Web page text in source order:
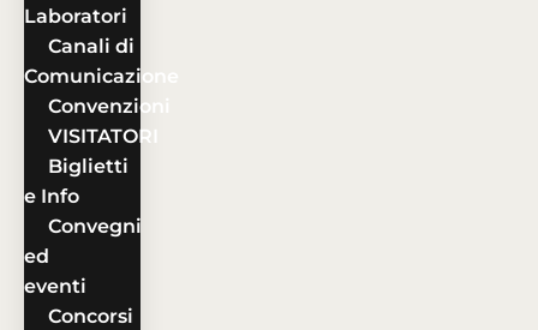
Laboratori
Canali di
Comunicazione
Convenzioni
VISITATORI
Biglietti
e Info
Convegni
ed
eventi
Concorsi